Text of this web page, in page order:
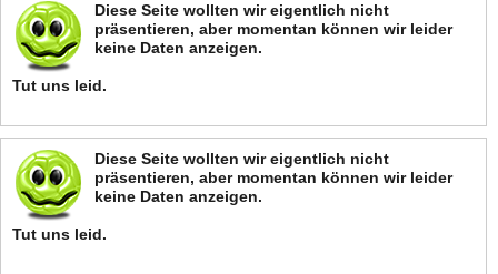
Diese Seite wollten wir eigentlich nicht
präsentieren, aber momentan können wir leider
keine Daten anzeigen.
Tut uns leid.
Diese Seite wollten wir eigentlich nicht
präsentieren, aber momentan können wir leider
keine Daten anzeigen.
Tut uns leid.